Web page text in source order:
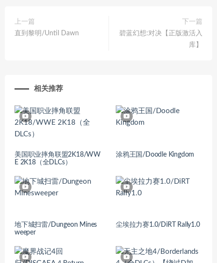
上一篇
直到黎明/Until Dawn
下一篇
碧蓝幻想:对决【正版激活入
库】
相关推荐
美国职业摔角联盟2K18/WW
E 2K18（全DLCs）
涂鸦王国/Doodle Kingdom
地下城扫雷/Dungeon Mines
weeper
尘埃拉力赛1.0/DiRT Rally1.0